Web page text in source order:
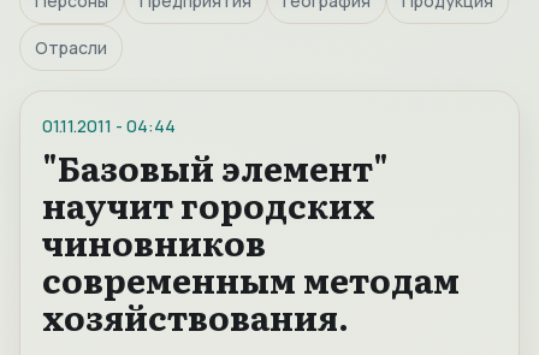
Отрасли
01.11.2011 - 04:44
"Базовый элемент"
научит городских
чиновников
современным методам
хозяйствования.